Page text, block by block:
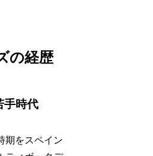
の経歴
手時代
期をスペイン